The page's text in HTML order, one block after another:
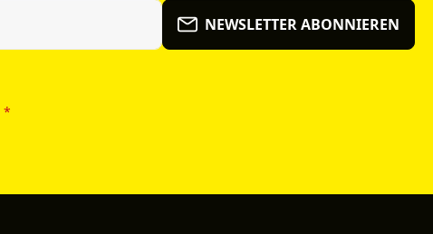
NEWSLETTER ABONNIEREN
*